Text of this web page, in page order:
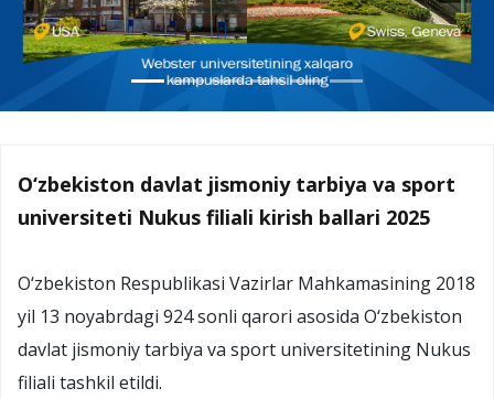
O‘zbekiston davlat jismoniy tarbiya va sport
universiteti Nukus filiali kirish ballari 2025
O‘zbekiston Respublikasi Vazirlar Mahkamasining 2018
yil 13 noyabrdagi 924 sonli qarori asosida O‘zbekiston
davlat jismoniy tarbiya va sport universitetining Nukus
filiali tashkil etildi.